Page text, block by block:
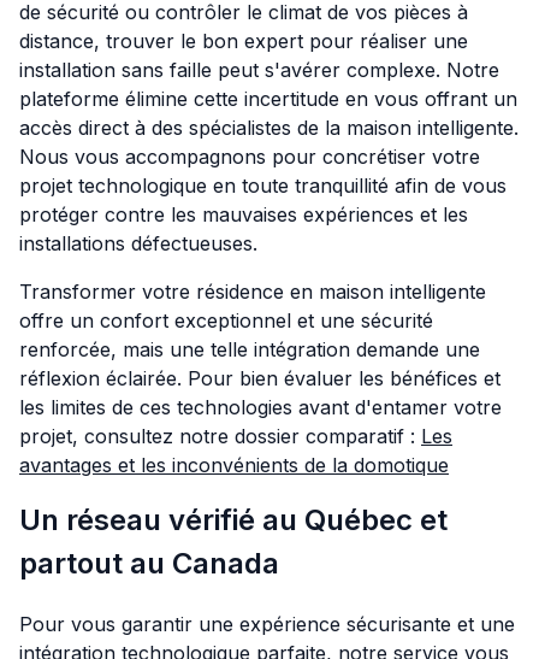
de sécurité ou contrôler le climat de vos pièces à
distance, trouver le bon expert pour réaliser une
installation sans faille peut s'avérer complexe. Notre
plateforme élimine cette incertitude en vous offrant un
accès direct à des spécialistes de la maison intelligente.
Nous vous accompagnons pour concrétiser votre
projet technologique en toute tranquillité afin de vous
protéger contre les mauvaises expériences et les
installations défectueuses.
Transformer votre résidence en maison intelligente
offre un confort exceptionnel et une sécurité
renforcée, mais une telle intégration demande une
réflexion éclairée. Pour bien évaluer les bénéfices et
les limites de ces technologies avant d'entamer votre
projet, consultez notre dossier comparatif : Les
avantages et les inconvénients de la domotique
Un réseau vérifié au Québec et
partout au Canada
Pour vous garantir une expérience sécurisante et une
intégration technologique parfaite, notre service vous